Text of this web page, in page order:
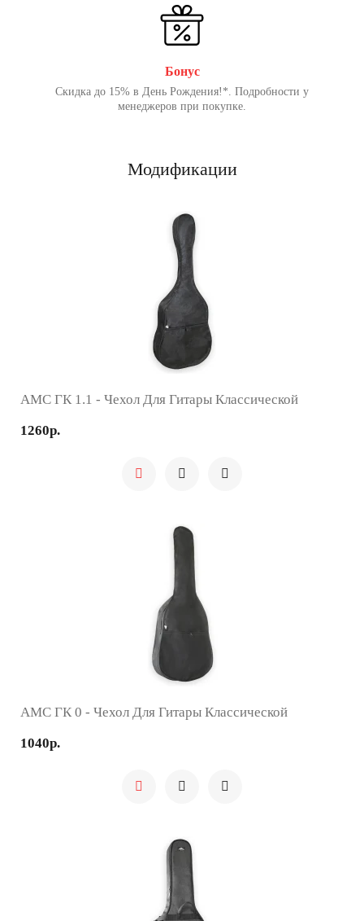
Бонус
Скидка до 15% в День Рождения!*. Подробности у
менеджеров при покупке.
Модификации
AMC ГК 1.1 - Чехол Для Гитары Классической
1260р.
AMC ГК 0 - Чехол Для Гитары Классической
1040р.